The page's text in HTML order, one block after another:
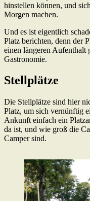
hinstellen können, und
Morgen machen.
Und es ist eigentlich
Platz berichten, denn der
einen längeren Aufenthalt
Gastronomie.
Stellplätze
Die Stellplätze sind hier
Platz, um sich vernünftig
Ankunft einfach ein
da ist, und wie groß die
Camper sind.